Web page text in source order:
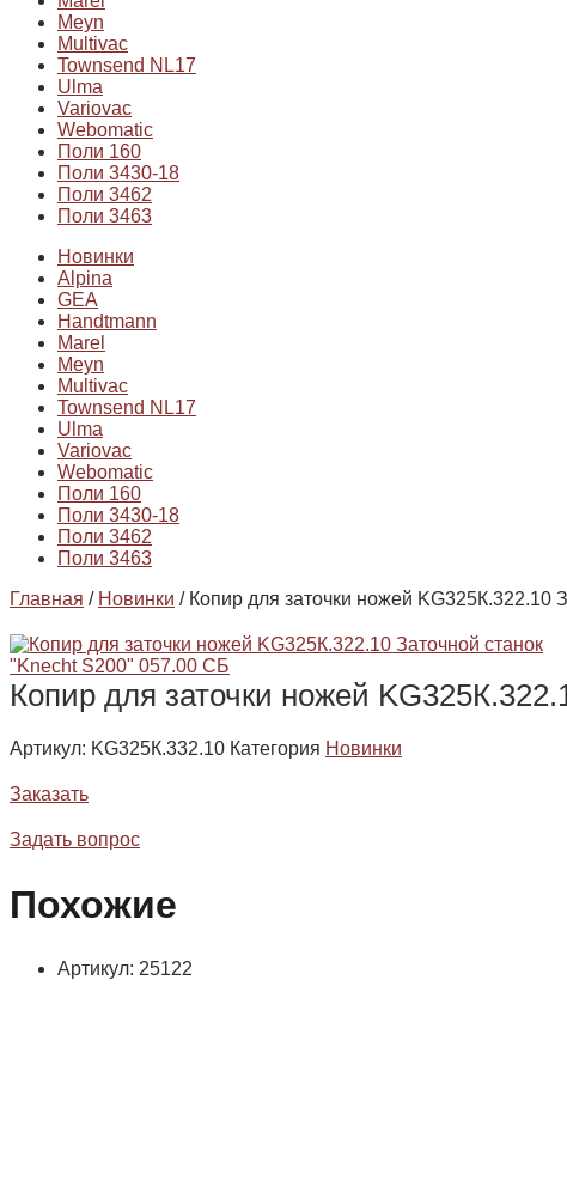
Meyn
Multivac
Townsend NL17
Ulma
Variovac
Webomatic
Поли 160
Поли 3430-18
Поли 3462
Поли 3463
Новинки
Alpina
GEA
Handtmann
Marel
Meyn
Multivac
Townsend NL17
Ulma
Variovac
Webomatic
Поли 160
Поли 3430-18
Поли 3462
Поли 3463
Главная / Новинки / Копир для заточки ножей KG325К.322.10
Копир для заточки ножей
Артикул: KG325К.332.10 Категория Новинки
Заказать
Задать вопрос
Похожие
Артикул: 25122